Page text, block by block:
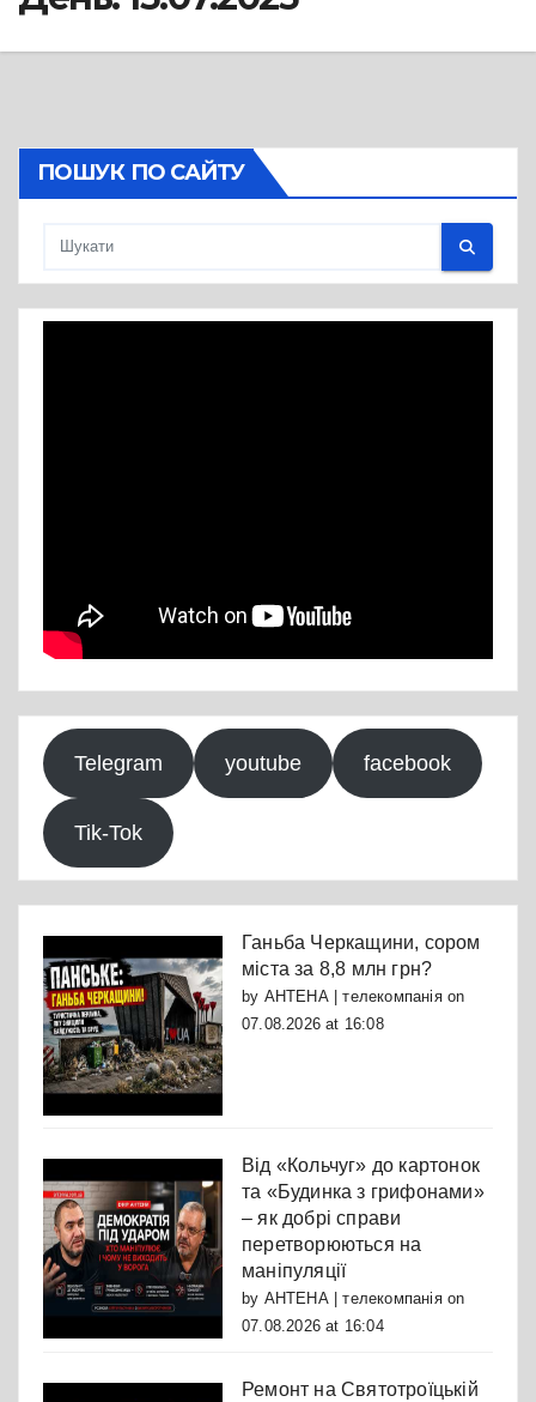
ПОШУК ПО САЙТУ
Telegram youtube facebook
Tik-Tok
Ганьба Черкащини, сором
міста за 8,8 млн грн?
by АНТЕНА | телекомпаніяon
07.08.2026 at 16:08
Від «Кольчуг» до картонок
та «Будинка з грифонами»
– як добрі справи
перетворюються на
маніпуляції
by АНТЕНА | телекомпаніяon
07.08.2026 at 16:04
Ремонт на Святотроїцькій